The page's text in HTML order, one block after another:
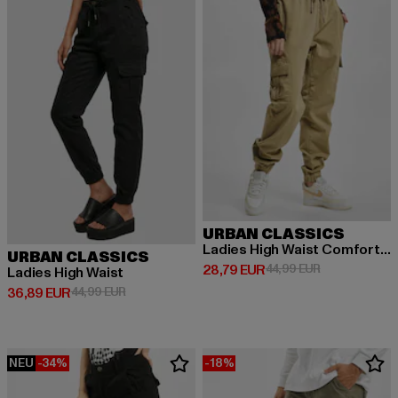
URBAN CLASSICS
Ladies High Waist
36,89 EUR
Derzeitiger Preis: 36,89 EUR
44,99 EURAktionspreis: 44,99 EUR
URBAN CLASSICS
Ladies High Waist Comfort Jogging
28,79 EUR
Derzeitiger Preis: 28,79 EUR
44,99 EURAktionspreis:
NEU -34% -18%